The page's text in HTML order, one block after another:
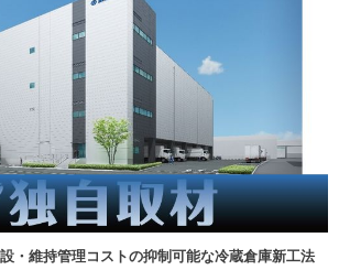
設・維持管理コストの抑制可能な冷蔵倉庫新工法